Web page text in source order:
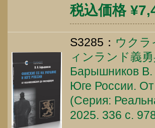
税込価格
S3285： ウクラ
ィンランド義
Барышников
Юге России.
(Серия:
2025. 336 c.